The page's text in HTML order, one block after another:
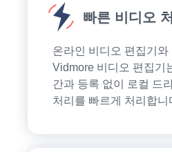
빠른 비디오
온라인 비디오 편집기와
Vidmore 비디오 편집기
간과 등록 없이 로컬 드
처리를 빠르게 처리합니